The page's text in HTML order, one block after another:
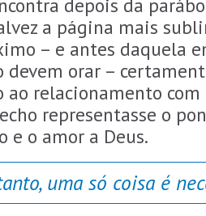
depois da
a página mais
– e antes daquela
devem orar –
relacionamento com
representasse o
e o amor a Deus.
uma só coisa é